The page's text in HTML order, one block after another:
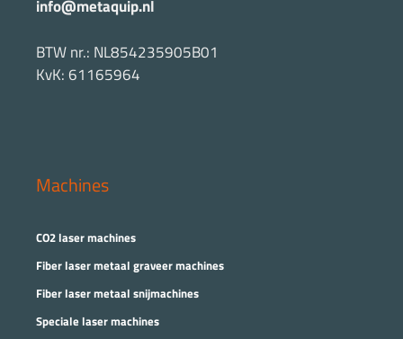
info@metaquip.nl
BTW nr.: NL854235905B01
KvK: 61165964
Machines
CO2 laser machines
Fiber laser metaal graveer machines
Fiber laser metaal snijmachines
Speciale laser machines